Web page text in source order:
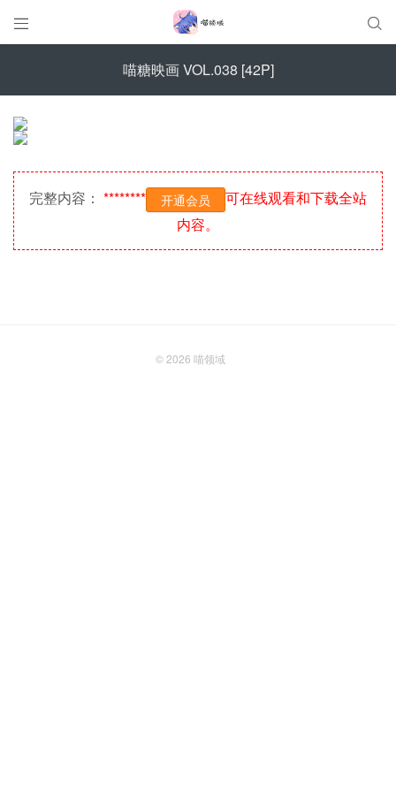
 
喵糖映画 VOL.038 [42P]
完整内容： ******** 开通会员
可在线观看和下载全站
内容。
© 2026 喵领域